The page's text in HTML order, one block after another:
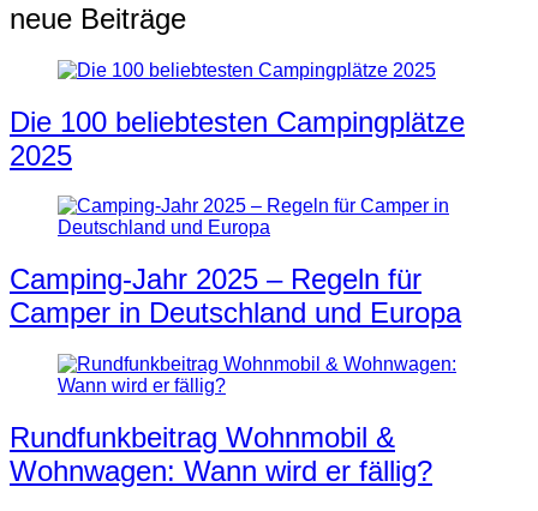
neue Beiträge
Die 100 beliebtesten Campingplätze
2025
Camping-Jahr 2025 – Regeln für
Camper in Deutschland und Europa
Rundfunkbeitrag Wohnmobil &
Wohnwagen: Wann wird er fällig?